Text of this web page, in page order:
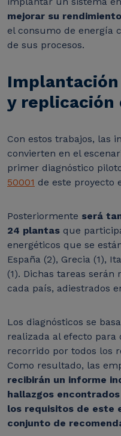
mejorar su
el consumo de energía
de sus procesos.
Implantación
y replicación
Con estos trabajos, las
convierten en el
primer diagnóstico
50001 de este proyecto
Posteriormente será
24 plantas que
energéticos que se
España (2), Grecia (1),
(1). Dichas tareas
cada país, adiestrados
Los diagnósticos se
realizada al efecto
recorrido por todos los
Como resultado, las
recibirán un informe
hallazgos
los requisitos de este
conjunto de